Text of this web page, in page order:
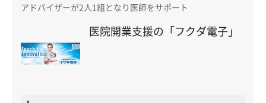
アドバイザーが2人1組となり医師をサポート
医院開業支援の「フクダ電子」